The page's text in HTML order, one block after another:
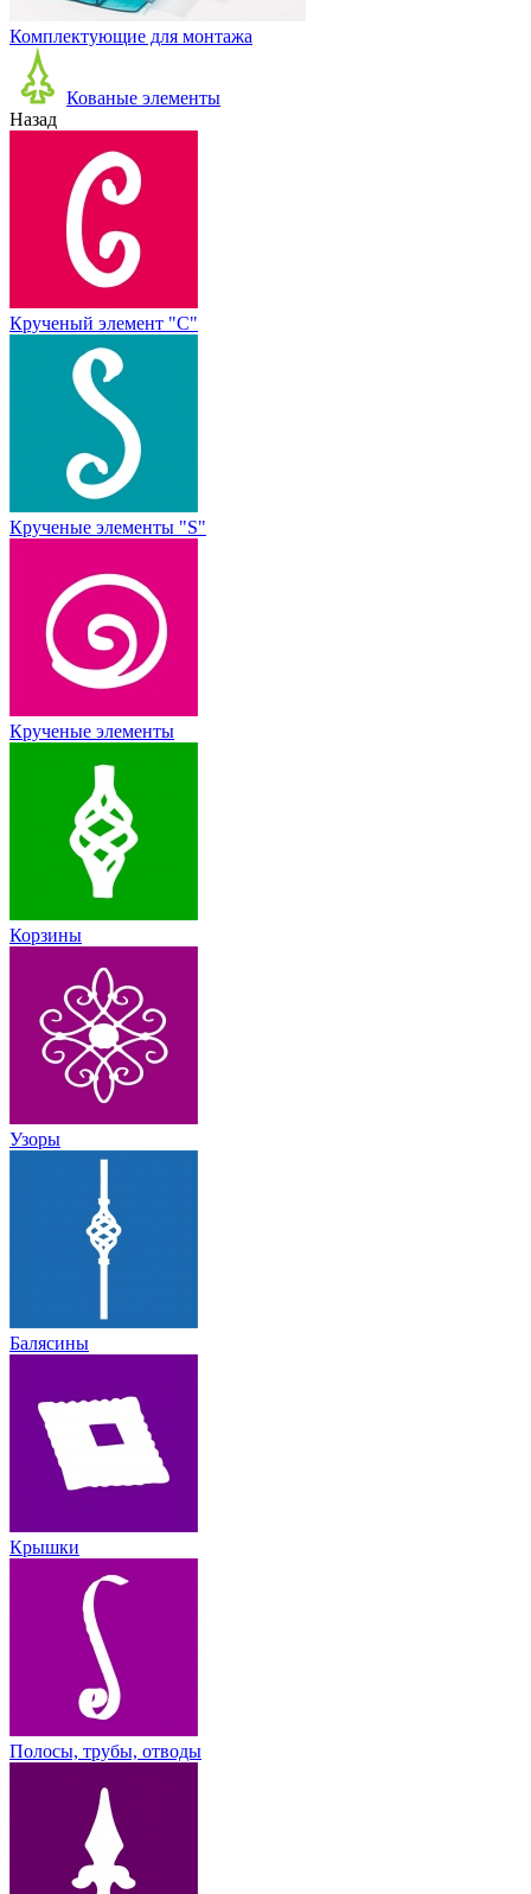
Комплектующие для монтажа
Кованые элементы
Назад
Крученый элемент "С"
Крученые элементы "S"
Крученые элементы
Корзины
Узоры
Балясины
Крышки
Полосы, трубы, отводы